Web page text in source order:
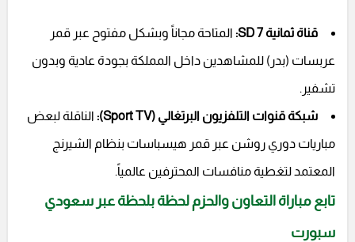
قناة ثمانية SD 7: المتاحة مجاناً وبشكل مفتوح عبر قمر
عربسات (بدر) للمشاهدين داخل المملكة بجودة عادية وبدون
تشفير.
شبكة قنوات التلفزيون البرتغالي (Sport TV): الناقلة لبعض
مباريات دوري روشن عبر قمر هيسباسات بنظام الشيرنج
المعتمد لتغطية منافسات المحترفين عالمياً.
تابع مباراة التعاون والحزم لحظة بلحظة عبر سعودي
سبورت